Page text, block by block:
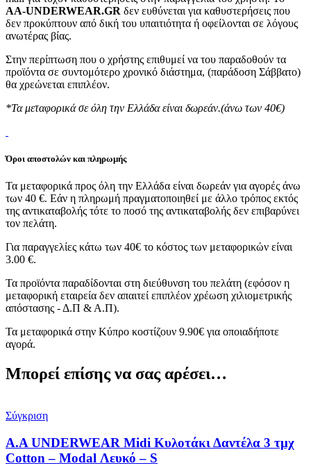
AA-UNDERWEAR.GR δεν ευθύνεται για καθυστερήσεις που
δεν προκύπτουν από δική του υπαιτιότητα ή οφείλονται σε λόγους
ανωτέρας βίας.
Στην περίπτωση που ο χρήστης επιθυμεί να του παραδοθούν τα
προϊόντα σε συντομότερο χρονικό διάστημα, (παράδοση Σάββατο)
θα χρεώνεται επιπλέον.
*Τα μεταφορικά σε όλη την Ελλάδα είναι δωρεάν.(άνω των 40€)
Όροι αποστολών και πληρωμής
Τα μεταφορικά προς όλη την Ελλάδα είναι δωρεάν για αγορές άνω
των 40 €. Εάν η πληρωμή πραγματοποιηθεί με άλλο τρόπος εκτός
της αντικαταβολής τότε το ποσό της αντικαταβολής δεν επιβαρύνει
τον πελάτη.
Για παραγγελίες κάτω των 40€ το κόστος των μεταφορικών είναι
3.00 €.
Τα προϊόντα παραδίδονται στη διεύθυνση του πελάτη (εφόσον η
μεταφορική εταιρεία δεν απαιτεί επιπλέον χρέωση χιλιομετρικής
απόστασης - Δ.Π & Α.Π).
Τα μεταφορικά στην Κύπρο κοστίζουν 9.90€ για οποιαδήποτε
αγορά.
Μπορεί επίσης να σας αρέσει…
Σύγκριση
A.A UNDERWEAR Midi Κυλοτάκι Δαντέλα 3 τμχ
Cotton – Modal Λευκό – S